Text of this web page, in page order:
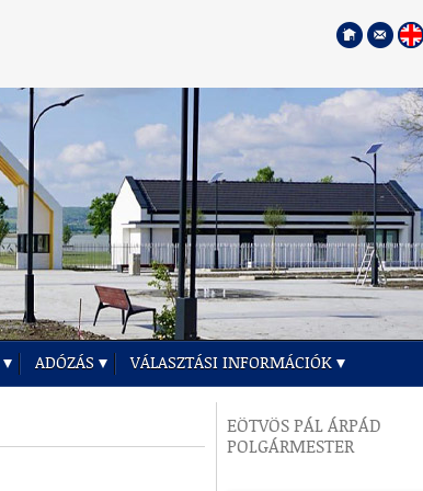
ADÓZÁS VÁLASZTÁSI INFORMÁCIÓK
EÖTVÖS PÁL ÁRPÁD
POLGÁRMESTER